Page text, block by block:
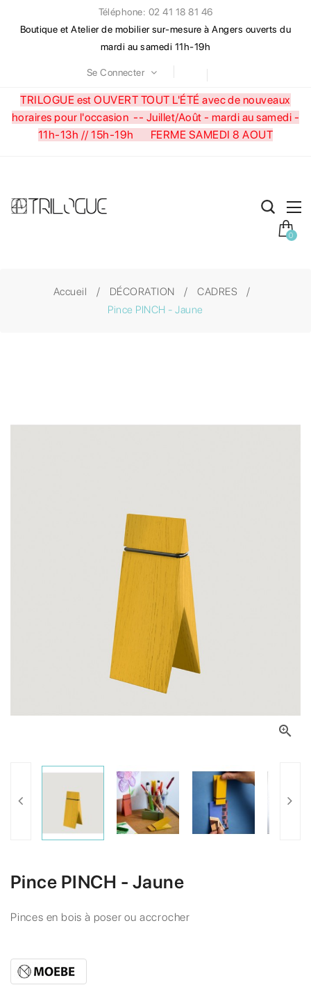
Téléphone: 02 41 18 81 46
Boutique et Atelier de mobilier sur-mesure à Angers ouverts du
mardi au samedi 11h-19h
Se Connecter
TRILOGUE est OUVERT TOUT L'ÉTÉ avec de nouveaux
horaires pour l'occasion -- Juillet/Août - mardi au samedi -
11h-13h // 15h-19h FERME SAMEDI 8 AOUT
0
Accueil DÉCORATION
CADRES
Pince PINCH - Jaune

Pince PINCH - Jaune
Pinces en bois à poser ou accrocher